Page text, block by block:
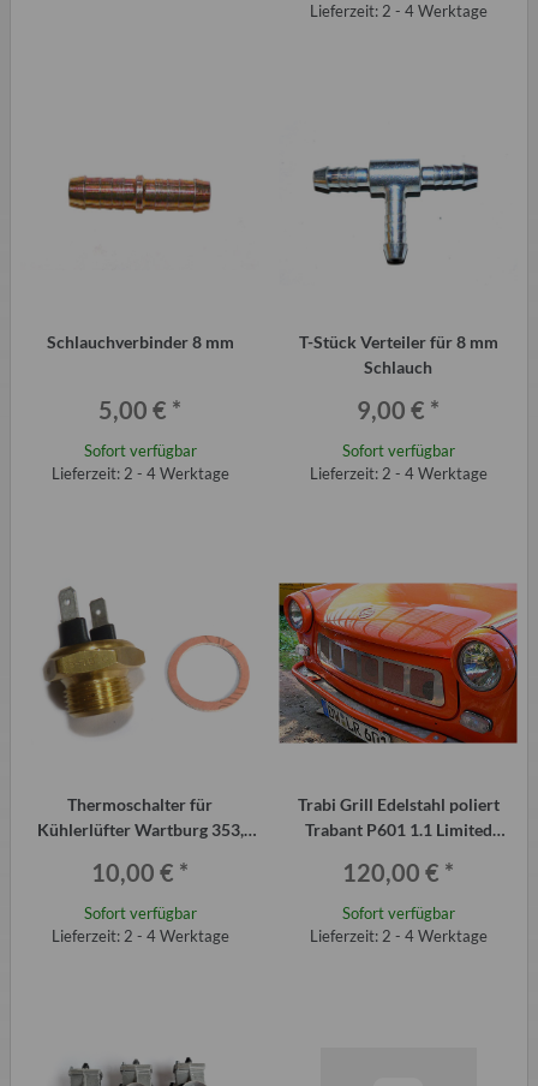
Lieferzeit: 2 - 4 Werktage
Schlauchverbinder 8 mm
5,00 € *
Sofort verfügbar
Lieferzeit: 2 - 4 Werktage
T-Stück Verteiler für 8 mm
Schlauch
9,00 € *
Sofort verfügbar
Lieferzeit: 2 - 4 Werktage
Thermoschalter für
Kühlerlüfter Wartburg 353,
10,00 € *
Sofort verfügbar
Lieferzeit: 2 - 4 Werktage
Trabi Grill Edelstahl poliert
Trabant P601 1.1 Limited
120,00 € *
Sofort verfügbar
Lieferzeit: 2 - 4 Werktage